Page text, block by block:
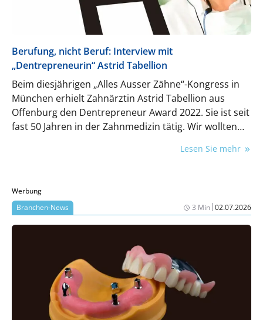
Berufung, nicht Beruf: Interview mit
„Dentrepreneurin“ Astrid Tabellion
Beim diesjährigen „Alles Ausser Zähne“-Kongress in
München erhielt Zahnärztin Astrid Tabellion aus
Offenburg den Dentrepreneur Award 2022. Sie ist seit
fast 50 Jahren in der Zahnmedizin tätig. Wir wollten
Motivation und die Herausforderungen in ihrem
Lesen Sie mehr
Werbung
Branchen-News
3 Min|02.07.2026